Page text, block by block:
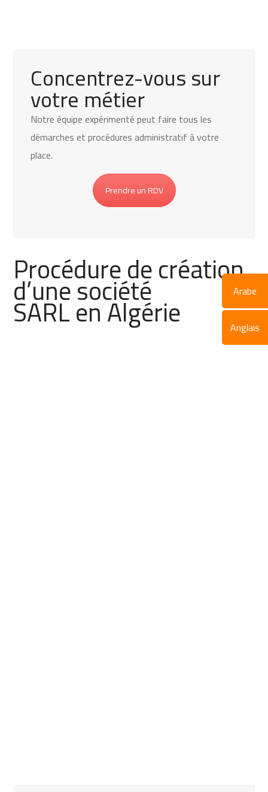
Concentrez-vous sur
votre métier
Notre équipe expérimenté peut faire tous les
démarches et procédures administratif à votre
place.
Prendre un RDV
Procédure de création
d’une société
SARL en Algérie Arabe
Anglais